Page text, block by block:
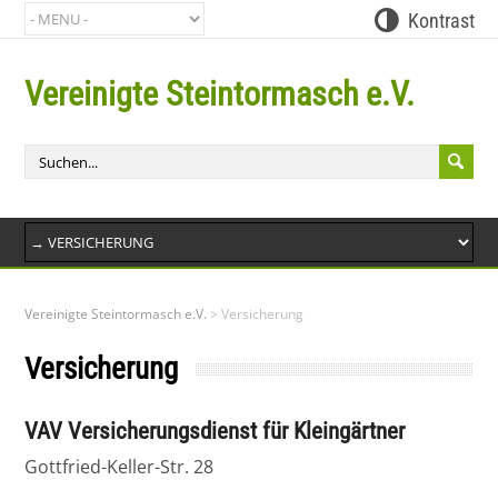
Kontrast
Vereinigte Steintormasch e.V.
Vereinigte Steintormasch e.V. >Versicherung
Versicherung
VAV Versicherungsdienst für Kleingärtner
Gottfried-Keller-Str. 28